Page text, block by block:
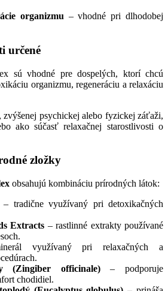
organizmu – vhodné pri dlhodobej
určené
sú vhodné pre dospelých, ktorí chcú
organizmu, regeneráciu a relaxáciu
zvýšenej psychickej alebo fyzickej záťaži,
ako súčasť relaxačnej starostlivosti o
zložky
obsahujú kombináciu prírodných látok:
tradične využívaný pri detoxikačných
Extracts – rastlinné extrakty používané
využívaný pri relaxačných a
(Zingiber officinale)– podporuje
chodidiel.